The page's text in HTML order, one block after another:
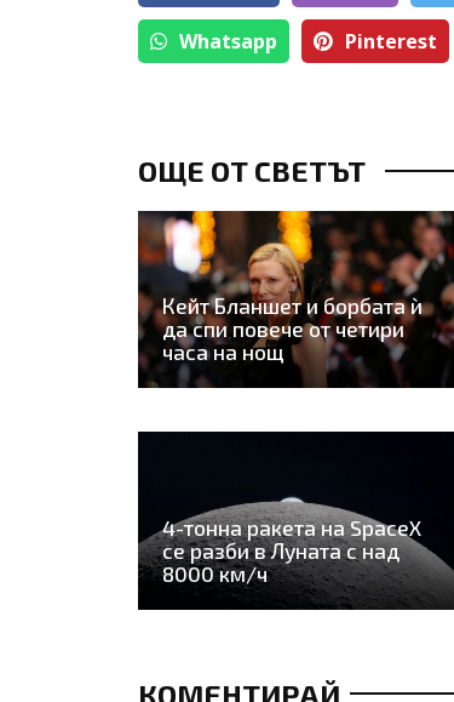
Whatsapp Pinterest
ОЩЕ ОТ СВЕТЪТ
Кейт Бланшет и борбата ѝ
да спи повече от четири
часа на нощ
4-тонна ракета на SpaceX
се разби в Луната с над
8000 км/ч
КОМЕНТИРАЙ